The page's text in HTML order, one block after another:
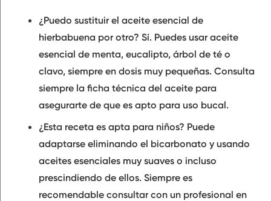
¿Puedo sustituir el aceite esencial de
hierbabuena por otro? Sí. Puedes usar aceite
esencial de menta, eucalipto, árbol de té o
clavo, siempre en dosis muy pequeñas. Consulta
siempre la ficha técnica del aceite para
asegurarte de que es apto para uso bucal.
¿Esta receta es apta para niños? Puede
adaptarse eliminando el bicarbonato y usando
aceites esenciales muy suaves o incluso
prescindiendo de ellos. Siempre es
recomendable consultar con un profesional en